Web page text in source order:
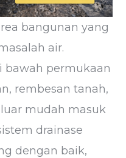
bangunan yang
air.
bawah permukaan
rembesan tanah,
mudah masuk
drainase
dengan baik,